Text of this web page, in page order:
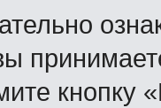
кнопку